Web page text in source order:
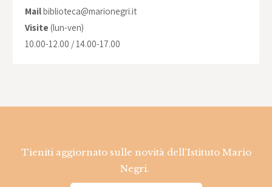
Mailbiblioteca@marionegri.it
Visite (lun-ven)
10.00-12.00 / 14.00-17.00
Tieniti aggiornato sulle novità dell'Istituto Mario
Negri.